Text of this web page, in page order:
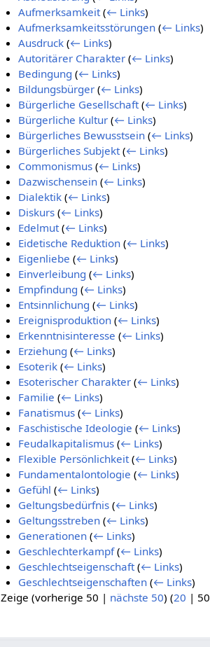
Aufmerksamkeit (← Links)
Aufmerksamkeitsstörungen (← Links)
Ausdruck (← Links)
Autoritärer Charakter (← Links)
Bedingung (← Links)
Bildungsbürger (← Links)
Bürgerliche Gesellschaft (← Links)
Bürgerliche Kultur (← Links)
Bürgerliches Bewusstsein (← Links)
Bürgerliches Subjekt (← Links)
Commonismus (← Links)
Dazwischensein (← Links)
Dialektik (← Links)
Diskurs (← Links)
Edelmut (← Links)
Eidetische Reduktion (← Links)
Eigenliebe (← Links)
Einverleibung (← Links)
Empfindung (← Links)
Entsinnlichung (← Links)
Ereignisproduktion (← Links)
Erkenntnisinteresse (← Links)
Erziehung (← Links)
Esoterik (← Links)
Esoterischer Charakter (← Links)
Familie (← Links)
Fanatismus (← Links)
Faschistische Ideologie (← Links)
Feudalkapitalismus (← Links)
Flexible Persönlichkeit (← Links)
Fundamentalontologie (← Links)
Gefühl (← Links)
Geltungsbedürfnis (← Links)
Geltungsstreben (← Links)
Generationen (← Links)
Geschlechterkampf (← Links)
Geschlechtseigenschaft (← Links)
Geschlechtseigenschaften (← Links)
Zeige (vorherige 50 | nächste 50) (20 | 50